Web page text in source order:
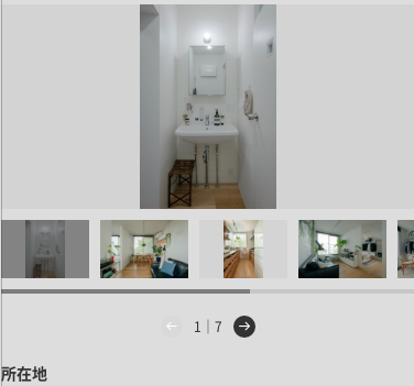
1｜7
所在地
テレビボード
姿見・鏡
ドア・扉
引き戸
室内窓
建具金物
カーテン・ブラインド すべて
カーテン
カーテンレール
ブラインド
照明・スイッチ すべて
ペンダント・シーリング
直付・ブラケット照明
コンセント照明
レール・スポットライト
照明パーツ
電球
室内壁塗料
木部用塗料
その他塗料
エクステリア すべて
ポスト
表札・サイン
DIYアイテム